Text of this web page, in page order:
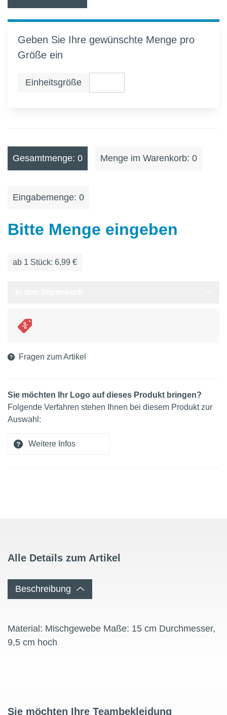
Geben Sie Ihre gewünschte Menge pro
Größe ein
Einheitsgröße
Gesamtmenge: 0 Menge im Warenkorb: 0
Eingabemenge: 0
Bitte Menge eingeben
ab 1 Stück: 6,99 €
Fragen zum Artikel
Sie möchten Ihr Logo auf dieses Produkt bringen?
Folgende Verfahren stehen Ihnen bei diesem Produkt zur
Auswahl:
Weitere Infos
Alle Details zum Artikel
Beschreibung
Material: Mischgewebe Maße: 15 cm Durchmesser,
9,5 cm hoch
Sie möchten Ihre Teambekleidung